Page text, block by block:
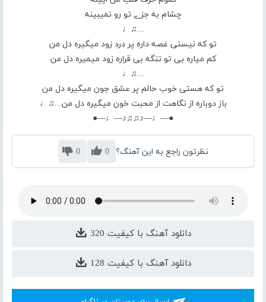
چشام به جزے تو رو نمیبینه
...♫♩
تو که نیستی غصه داره پر درد زود میگیره دل من
کم میاره بی تو تنگه بی قراره زود میمیره دل من
...♫♩
تو که هستی خوب حالم پر عشق جون میگیره دل من
باز دوباره از نگاهت از محبت خون میگیره دل من...♫♩
●—♩—♪♫♫♪—♩—●
نظرتون راجع به این آهنگ؟ 0
0
دانلود آهنگ با کیفیت 320
دانلود آهنگ با کیفیت 128